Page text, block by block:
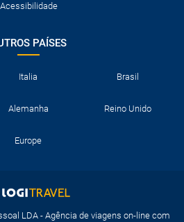
Acessibilidade
PAÍSES
Italia Brasil
Alemanha Reino Unido
Europe
LDA - Agência de viagens on-line com